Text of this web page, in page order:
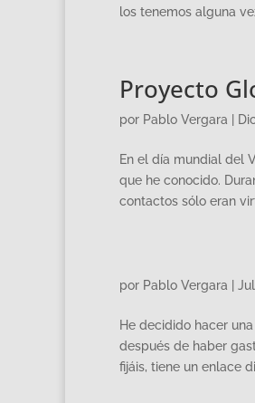
los tenemos alguna
Proyecto
por Pablo Vergara
En el día mundial del
que he conocido.
contactos sólo eran
por Pablo Vergara
He decidido hacer
después de haber
fijáis, tiene un enlace